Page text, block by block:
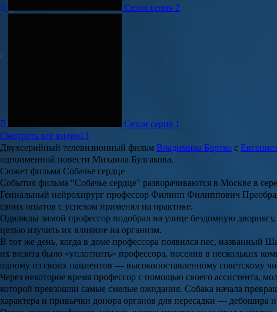
Сезон серия 2
Сезон серия 1
Смотреть все видео13
Двухсерийный телевизионный фильм Владимира Бортко с
одноименной повести Михаила Булгакова.
Сюжет фильма Собачье сердце
События фильма "Собачье сердце" разворачиваются в Москве в
Гениальный нейрохирург профессор Филипп Филиппович
своих опытов с успехом применял на практике.
Однажды зимой профессор подобрал на улице бездомную
целью изучить их влияние на организм.
В тот же день, когда в доме профессора появился пес, названный
их визита было «уплотнить» профессора, поселив в нескольких
одному из своих пациентов — высокопоставленному советскому
Через некоторое время профессор с помощью своего ассистента,
которой превзошли самые смелые ожидания. Собака начала
характера и привычки донора органов для пересадки — дебошира и